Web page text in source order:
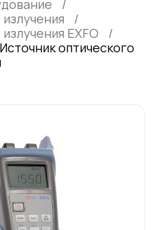
EXFO
оптического